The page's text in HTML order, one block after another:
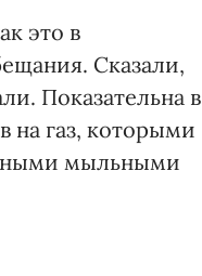
это в
Сказали,
Показательна в
на газ, которыми
мыльными